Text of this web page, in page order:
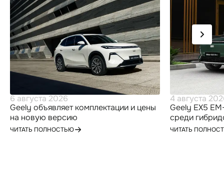
6 августа 2026
Geely объявляет комплектации и цены
на новую версию
высокотехнологичного гибридного
ЧИТАТЬ ПОЛНОСТЬЮ
4 августа
Geely EX5
среди
по итогам
ЧИТАТЬ